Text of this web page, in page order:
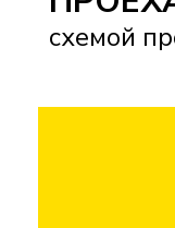
схемой